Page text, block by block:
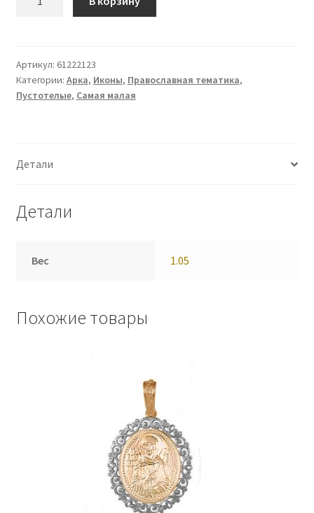
Артикул: 61222123
Категории: Арка, Иконы, Православная тематика,
Пустотелые, Самая малая
Детали
Детали
Вес 1.05
Похожие товары